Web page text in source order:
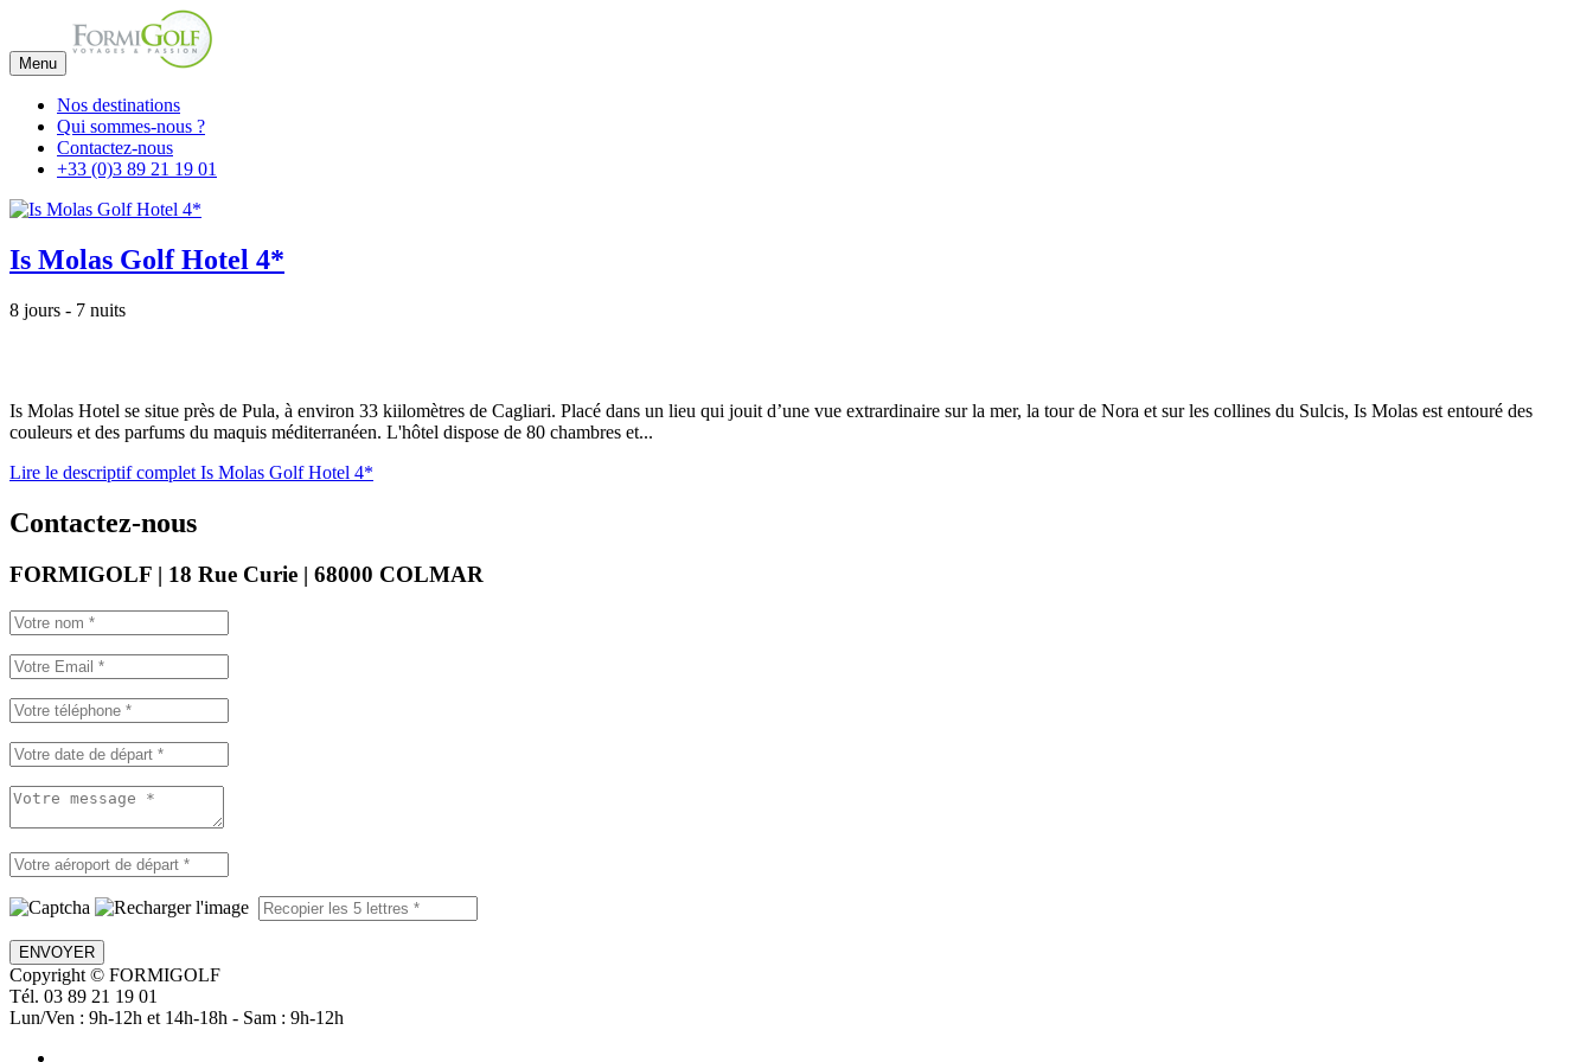
Menu
Nos destinations
Qui sommes-nous ?
Contactez-nous
+33 (0)3 89 21 19 01
Is Molas Golf Hotel 4*
8 jours - 7 nuits
Is Molas Hotel se situe près de Pula, à environ 33 kiilomètres de Cagliari. Placé dans un lieu qui jouit d’une vue extrardinaire sur la mer, la tour de Nora et sur les collines du Sulcis, Is Molas est entouré des
couleurs et des parfums du maquis méditerranéen. L'hôtel dispose de 80 chambres et...
Lire le descriptif complet Is Molas Golf Hotel 4*
Contactez-nous
FORMIGOLF | 18 Rue Curie | 68000 COLMAR
ENVOYER
Copyright © FORMIGOLF
Tél. 03 89 21 19 01
Lun/Ven : 9h-12h et 14h-18h - Sam : 9h-12h